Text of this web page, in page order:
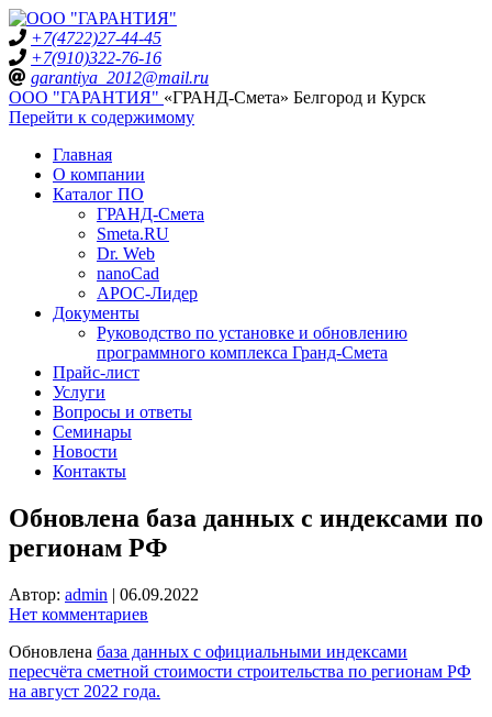
+7(4722)27-44-45
+7(910)322-76-16
garantiya_2012@mail.ru
ООО "ГАРАНТИЯ" «ГРАНД-Смета» Белгород и Курск
Перейти к содержимому
Главная
О компании
Каталог ПО
ГРАНД-Смета
Smeta.RU
Dr. Web
nanoCad
АРОС-Лидер
Документы
Руководство по установке и обновлению
программного комплекса Гранд-Смета
Прайс-лист
Услуги
Вопросы и ответы
Семинары
Новости
Контакты
Обновлена база данных с индексами по
регионам РФ
Автор: admin | 06.09.2022
Нет комментариев
Обновлена база данных с официальными индексами
пересчёта сметной стоимости строительства по регионам РФ
на август 2022 года.